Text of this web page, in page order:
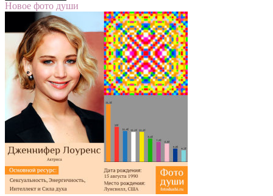
Новое фото души